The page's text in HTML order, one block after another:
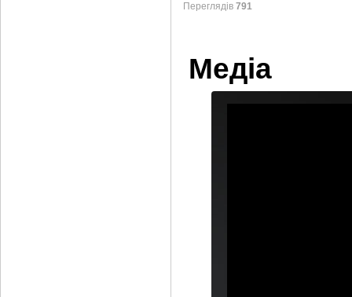
Переглядів 791
Медіа